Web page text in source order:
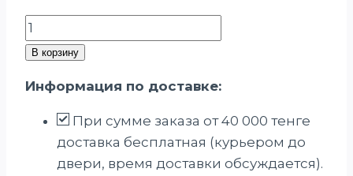
Количество
товара
для
умывания
В корзину
Информация по доставке:
При сумме заказа от 40 000 тенге
доставка бесплатная (курьером до
двери, время доставки обсуждается).